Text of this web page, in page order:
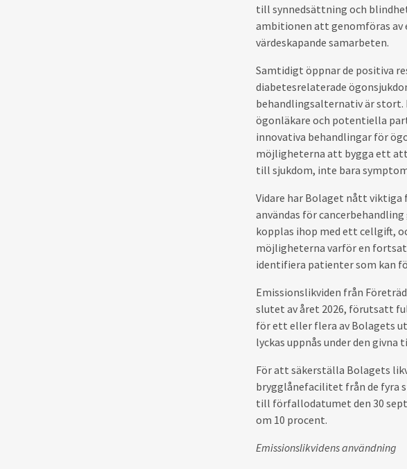
till synnedsättning och
ambitionen att genomföras av
värdeskapande samarbeten.
Samtidigt öppnar de positiva
diabetesrelaterade
behandlingsalternativ är stort.
ögonläkare och potentiella
innovativa behandlingar för
möjligheterna att bygga ett
till sjukdom, inte bara
Vidare har Bolaget nått
användas för
kopplas ihop med ett cellgift,
möjligheterna varför en
identifiera patienter som kan
Emissionslikviden från
slutet av året 2026, förutsatt
för ett eller flera av Bolagets
lyckas uppnås under den
För att säkerställa Bolagets
brygglånefacilitet från de fyra
till förfallodatumet den 30
om 10 procent.
Emissionslikvidens användning